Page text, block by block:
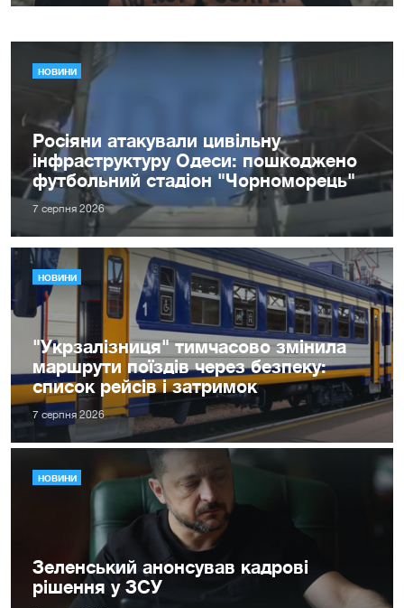
НОВИНИ
Росіяни атакували цивільну
інфраструктуру Одеси: пошкоджено
футбольний стадіон "Чорноморець"
7 серпня 2026
НОВИНИ
"Укрзалізниця" тимчасово змінила
маршрути поїздів через безпеку:
список рейсів і затримок
7 серпня 2026
НОВИНИ
Зеленський анонсував кадрові
рішення у ЗСУ